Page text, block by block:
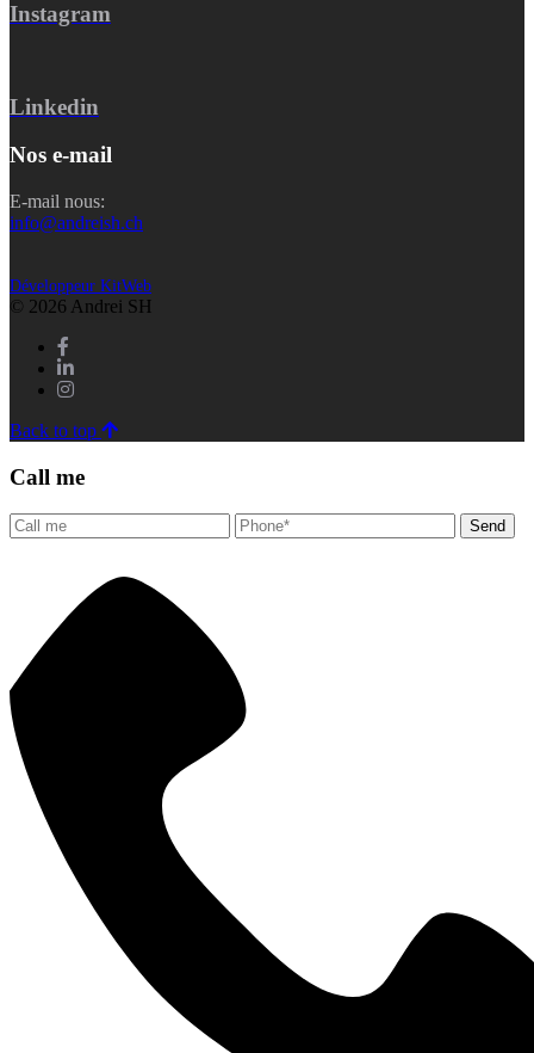
Instagram
Linkedin
Nos e-mail
E-mail nous:
info@andreish.ch
Développeur KitWeb
© 2026 Andrei SH
Back to top
Call me
Send